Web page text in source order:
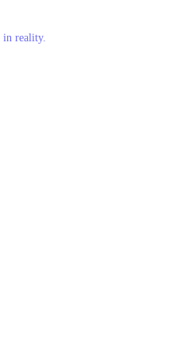
in reality.